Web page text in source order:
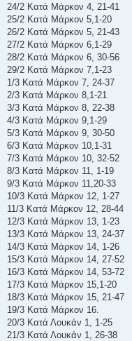
24/2 Κατά Μάρκον 4, 21-41
25/2 Κατά Μάρκον 5,1-20
26/2 Κατά Μάρκον 5, 21-43
27/2 Κατά Μάρκον 6,1-29
28/2 Κατά Μάρκον 6, 30-56
29/2 Κατά Μάρκον 7,1-23
1/3 Κατά Μάρκον 7, 24-37
2/3 Κατά Μάρκον 8,1-21
3/3 Κατά Μάρκον 8, 22-38
4/3 Κατά Μάρκον 9,1-29
5/3 Κατά Μάρκον 9, 30-50
6/3 Κατά Μάρκον 10,1-31
7/3 Κατά Μάρκον 10, 32-52
8/3 Κατά Μάρκον 11, 1-19
9/3 Κατά Μάρκον 11,20-33
10/3 Κατά Μάρκον 12, 1-27
11/3 Κατά Μάρκον 12, 28-44
12/3 Κατά Μάρκον 13, 1-23
13/3 Κατά Μάρκον 13, 24-37
14/3 Κατά Μάρκον 14, 1-26
15/3 Κατά Μάρκον 14, 27-52
16/3 Κατά Μάρκον 14, 53-72
17/3 Κατά Μάρκον 15,1-20
18/3 Κατά Μάρκον 15, 21-47
19/3 Κατά Μάρκον 16.
20/3 Κατά Λουκάν 1, 1-25
21/3 Κατά Λουκάν 1, 26-38